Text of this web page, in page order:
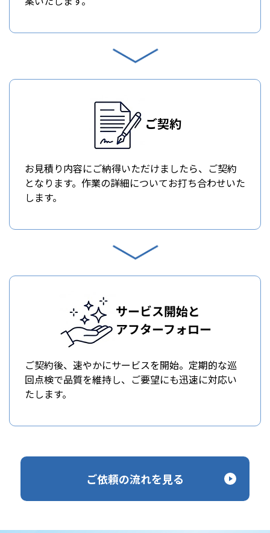
ご契約
お見積り内容にご納得いただけましたら、ご契約
となります。作業の詳細についてお打ち合わせいた
します。
サービス開始と
アフターフォロー
ご契約後、速やかにサービスを開始。定期的な巡
回点検で品質を維持し、ご要望にも迅速に対応い
たします。
ご依頼の流れを見る